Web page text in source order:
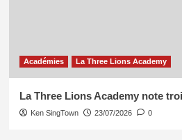
Académies La Three Lions Academy
La Three Lions Academy note
Ken SingTown 23/07/2026 0